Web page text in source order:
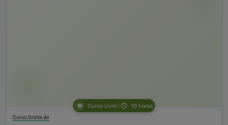
Curso Livre 10 horas
Curso Grátis de